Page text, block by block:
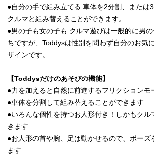
●自分の手で組み立てる 車体を2分割、または
クルマと組み替えることができます。
●男の子も女の子も クルマ遊びは一般的に男
ちですが、Toddysは性別を問わず自分のお気
ザインです。
【Toddysだけのあそびの機能】
●力を加えると自然に前進するフリクションモ
●車体を分割して組み替えることができます
●いろんな個性を持つお人形付き！しかもクル
きます
●お人形の首や腕、足は動かせるので、ポーズ
ます